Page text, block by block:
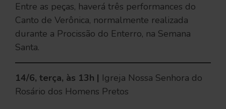
Entre as peças, haverá três performances do
Canto de Verônica, normalmente realizada
durante a Procissão do Enterro, na Semana
Santa.
14/6, terça, às 13h | Igreja Nossa Senhora do
Rosário dos Homens Pretos